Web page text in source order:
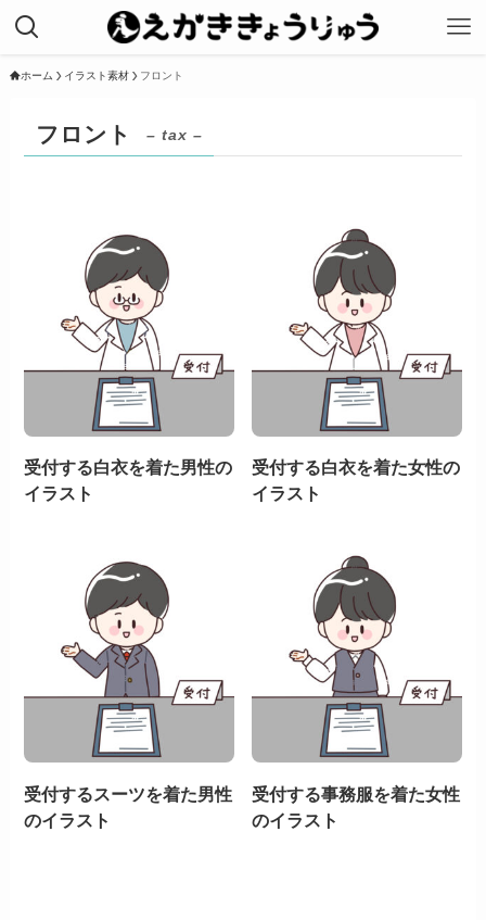
ホーム イラスト素材 フロント
フロント – tax –
受付する白衣を着た男性の
イラスト
受付する白衣を着た女性の
イラスト
受付するスーツを着た男性
のイラスト
受付する事務服を着た女性
のイラスト